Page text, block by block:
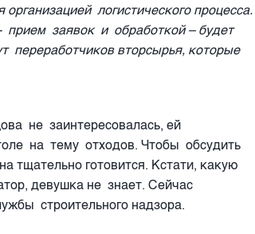
логистического процесса.
прием заявок и обработкой – будет
переработчиков вторсырья, которые
не заинтересовалась, ей
на тему отходов. Чтобы обсудить
тщательно готовится. Кстати, какую
девушка не знает. Сейчас
строительного надзора.